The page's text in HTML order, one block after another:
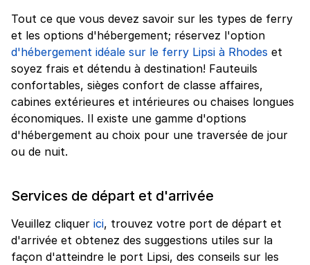
Tout ce que vous devez savoir sur les types de ferry
et les options d'hébergement; réservez l'option
d'hébergement idéale sur le ferry Lipsi à Rhodes et
soyez frais et détendu à destination! Fauteuils
confortables, sièges confort de classe affaires,
cabines extérieures et intérieures ou chaises longues
économiques. Il existe une gamme d'options
d'hébergement au choix pour une traversée de jour
ou de nuit.
Services de départ et d'arrivée
Veuillez cliquer ici, trouvez votre port de départ et
d'arrivée et obtenez des suggestions utiles sur la
façon d'atteindre le port Lipsi, des conseils sur les